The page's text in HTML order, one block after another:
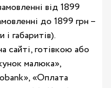
від 1899
до 1899 грн –
габаритів).
сайті, готівкою або
малюка»,
«Оплата